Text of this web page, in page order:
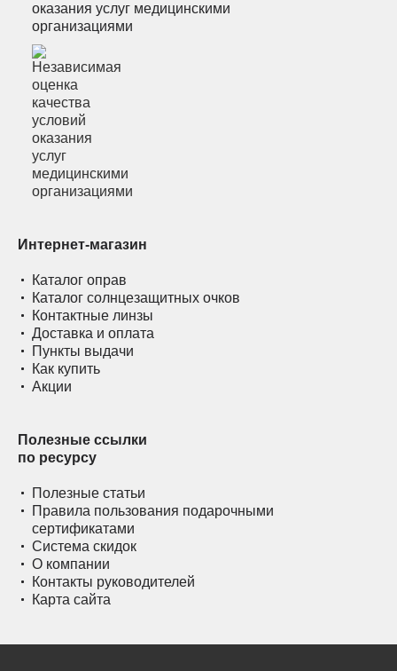
оказания услуг медицинскими
организациями
Интернет-магазин
Каталог оправ
Каталог солнцезащитных очков
Контактные линзы
Доставка и оплата
Пункты выдачи
Как купить
Акции
Полезные ссылки
по ресурсу
Полезные статьи
Правила пользования подарочными
сертификатами
Система скидок
О компании
Контакты руководителей
Карта сайта